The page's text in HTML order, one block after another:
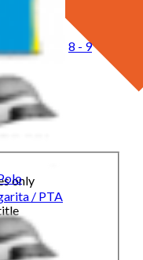
only
8 - 9
/ PTA